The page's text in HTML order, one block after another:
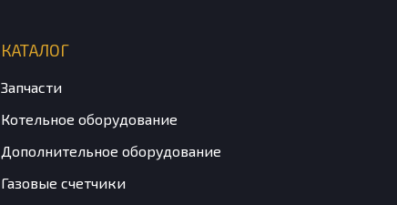
КАТАЛОГ
Запчасти
Котельное оборудование
Дополнительное оборудование
Газовые счетчики